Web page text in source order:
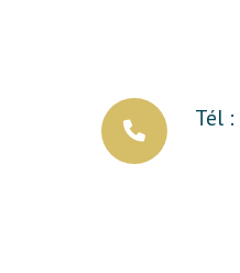
Tél :